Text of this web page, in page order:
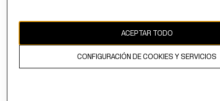
El contenido de esta página web está protegido por copyright y es
propiedad de H&M Hennes & Mauritz AB.
ACEPTAR TODO
CONFIGURACIÓN DE COOKIES Y SERVICIOS